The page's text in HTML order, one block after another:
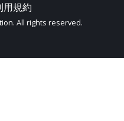
用規約
All rights reserved.